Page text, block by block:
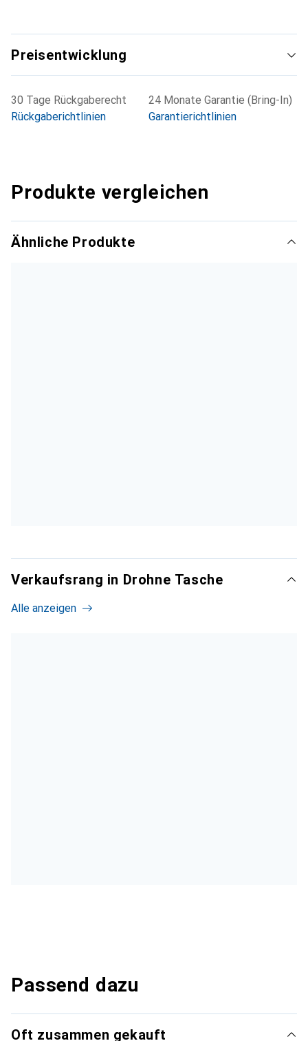
Preisentwicklung
30 Tage Rückgaberecht
Rückgaberichtlinien
24 Monate Garantie (Bring-In)
Garantierichtlinien
Produkte vergleichen
Ähnliche Produkte
Verkaufsrang in Drohne Tasche
Alle anzeigen
Passend dazu
Oft zusammen gekauft